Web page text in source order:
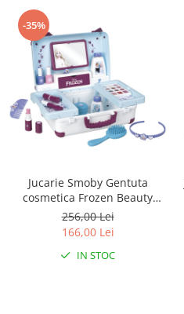
-35%
Jucarie Smoby Gentuta
cosmetica Frozen Beauty
Vanity cu accesorii
256,00 Lei
166,00 Lei
IN STOC